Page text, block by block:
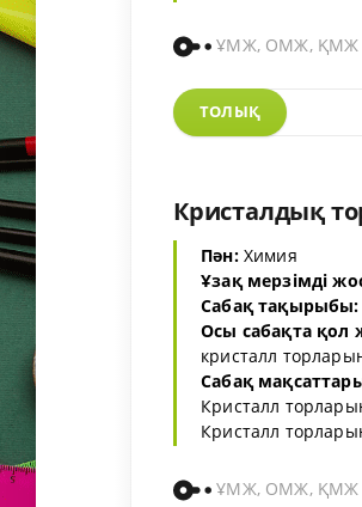
ҰМЖ, ОМЖ, ҚМЖ -
ТОЛЫҚ
Кристалдық
Пән:Химия
Ұзақ мерзімді
Сабақ тақырыбы:
Осы сабақта қол
кристалл
Сабақ
Кристалл
Кристалл
ҰМЖ, ОМЖ, ҚМЖ -